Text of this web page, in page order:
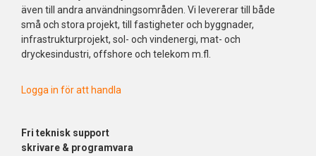
även till andra användningsområden. Vi levererar till både
små och stora projekt, till fastigheter och byggnader,
infrastrukturprojekt, sol- och vindenergi, mat- och
dryckesindustri, offshore och telekom m.fl.
Logga in för att handla
Fri teknisk support
skrivare & programvara